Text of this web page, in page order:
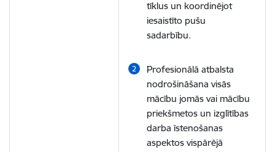
tīklus un koordinējot
iesaistīto pušu
sadarbību.
Profesionālā atbalsta
nodrošināšana visās
mācību jomās vai mācību
priekšmetos un izglītības
darba īstenošanas
aspektos vispārējā